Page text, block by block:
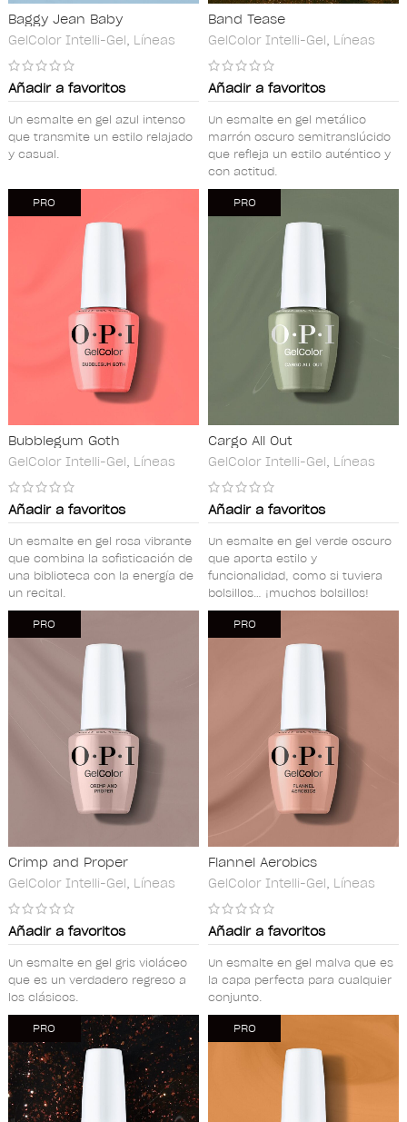
Baggy Jean Baby
GelColor Intelli-Gel, Líneas
Añadir a favoritos
Un esmalte en gel azul intenso
que transmite un estilo relajado
y casual.
Band Tease
GelColor Intelli-Gel, Líneas
Añadir a favoritos
Un esmalte en gel metálico
marrón oscuro semitranslúcido
que refleja un estilo auténtico y
con actitud.
PRO
Bubblegum Goth
GelColor Intelli-Gel, Líneas
Añadir a favoritos
Un esmalte en gel rosa vibrante
que combina la sofisticación de
una biblioteca con la energía de
un recital.
PRO
Cargo All Out
GelColor Intelli-Gel, Líneas
Añadir a favoritos
Un esmalte en gel verde oscuro
que aporta estilo y
funcionalidad, como si tuviera
bolsillos… ¡muchos bolsillos!
PRO
Crimp and Proper
GelColor Intelli-Gel, Líneas
Añadir a favoritos
Un esmalte en gel gris violáceo
que es un verdadero regreso a
los clásicos.
PRO
Flannel Aerobics
GelColor Intelli-Gel, Líneas
Añadir a favoritos
Un esmalte en gel malva que es
la capa perfecta para cualquier
conjunto.
PRO PRO